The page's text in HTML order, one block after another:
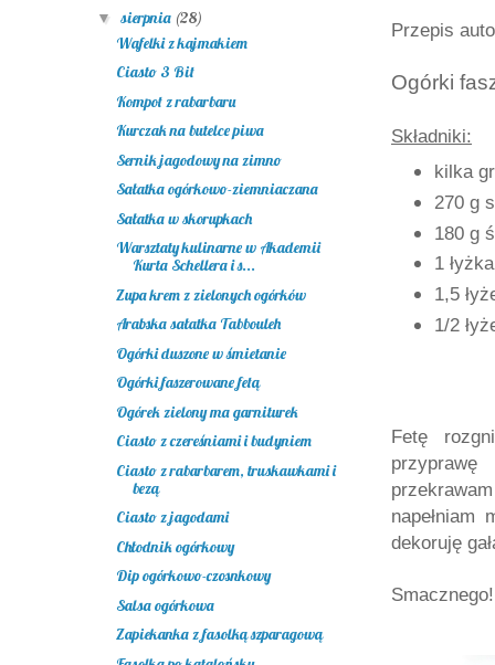
Przepis
Ogórki
Składniki:
kilka
270 g
180 g
1
1,5
1/2
Fetę
napełniam
dekoruję
▼ sierpnia (28)
Wafelki z kajmakiem
Ciasto 3 Bit
Kompot z rabarbaru
Kurczak na butelce piwa
Sernik jagodowy na zimno
Sałatka ogórkowo-ziemniaczana
Sałatka w skorupkach
Warsztaty kulinarne w Akademii
Kurta Schellera i s...
Zupa krem z zielonych ogórków
Arabska sałatka Tabbouleh
Ogórki duszone w śmietanie
Ogórki faszerowane fetą
Ogórek zielony ma garniturek
Ciasto z czereśniami i budyniem
Ciasto z rabarbarem, truskawkami i
bezą
Ciasto z jagodami
Chłodnik ogórkowy
Dip ogórkowo-czosnkowy
Salsa ogórkowa
Zapiekanka z fasolką szparagową